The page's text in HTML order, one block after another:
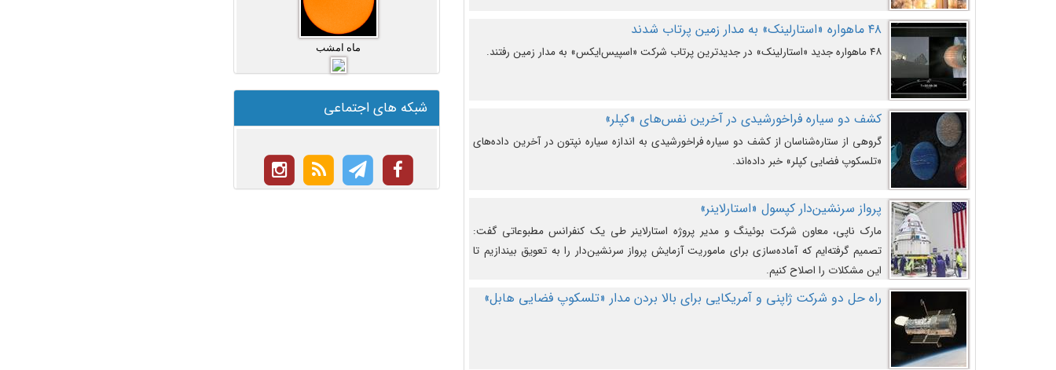
۴۸ ماهواره «استارلینک» به مدار زمین پرتاب شدند
۴۸ ماهواره جدید «استارلینک» در جدیدترین پرتاب شرکت «اسپیس‌ایکس» به مدار زمین رفتند.
کشف دو سیاره فراخورشیدی در آخرین نفس‌های «کپلر»
گروهی از ستاره‌شناسان از کشف دو سیاره فراخورشیدی به اندازه سیاره نپتون در آخرین داده‌های
«تلسکوپ فضایی کپلر» خبر داده‌اند.
پرواز سرنشین‌دار کپسول «استارلاینر»
مارک ناپی، معاون شرکت بوئینگ و مدیر پروژه استارلاینر طی یک کنفرانس مطبوعاتی گفت:
تصمیم گرفته‌ایم که آماده‌سازی برای ماموریت آزمایش پرواز سرنشین‌دار را به تعویق بیندازیم تا
این مشکلات را اصلاح کنیم.
راه حل دو شرکت ژاپنی و آمریکایی برای بالا بردن مدار «تلسکوپ فضایی هابل»
ماه امشب
شبکه های اجتماعی